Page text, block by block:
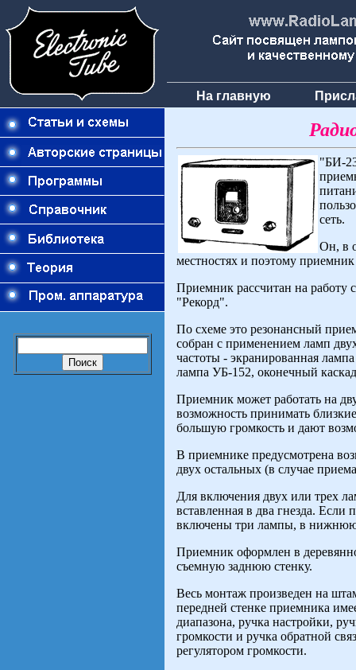
На главную
"БИ-
сеть.
Он, в
местностях и поэтому
Приемник рассчитан на работу
"Рекорд".
По схеме это резонансный
собран с применением ламп
частоты - экранированная
лампа УБ-152, оконечный
Приемник может работать на
возможность принимать
большую громкость и дают
В приемнике предусмотрена
двух остальных (в случае
Для включения двух или трех
вставленная в два гнезда.
включены три лампы, в нижнюю
Приемник оформлен в
съемную заднюю стенку.
Весь монтаж произведен на
передней стенке приемника
диапазона, ручка настройки,
громкости и ручка обратной
регулятором громкости.